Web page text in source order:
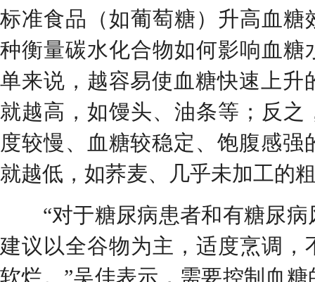
标准食品（如葡萄糖）升高血糖
种衡量碳水化合物如何影响血糖
单来说，越容易使血糖快速上升
就越高，如馒头、油条等；反之
度较慢、血糖较稳定、饱腹感强
就越低，如荞麦、几乎未加工的
“对于糖尿病患者和有糖尿病
建议以全谷物为主，适度烹调，
软烂。”吴佳表示，需要控制血